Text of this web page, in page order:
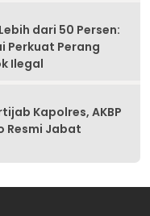
dari 50 Persen:
Perkuat Perang
Ilegal
Kapolres, AKBP
Resmi Jabat